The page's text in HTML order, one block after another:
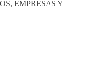
EMPRESAS Y